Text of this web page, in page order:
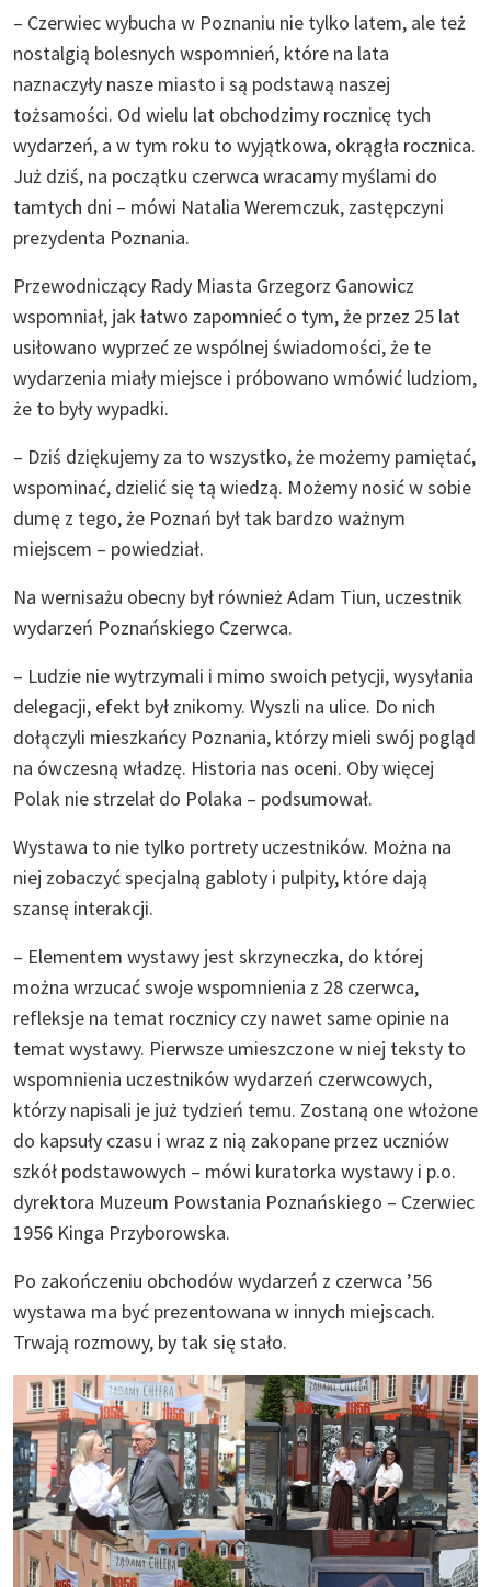
– Czerwiec wybucha w Poznaniu nie tylko latem, ale też
nostalgią bolesnych wspomnień, które na lata
naznaczyły nasze miasto i są podstawą naszej
tożsamości. Od wielu lat obchodzimy rocznicę tych
wydarzeń, a w tym roku to wyjątkowa, okrągła rocznica.
Już dziś, na początku czerwca wracamy myślami do
tamtych dni – mówi Natalia Weremczuk, zastępczyni
prezydenta Poznania.
Przewodniczący Rady Miasta Grzegorz Ganowicz
wspomniał, jak łatwo zapomnieć o tym, że przez 25 lat
usiłowano wyprzeć ze wspólnej świadomości, że te
wydarzenia miały miejsce i próbowano wmówić ludziom,
że to były wypadki.
– Dziś dziękujemy za to wszystko, że możemy pamiętać,
wspominać, dzielić się tą wiedzą. Możemy nosić w sobie
dumę z tego, że Poznań był tak bardzo ważnym
miejscem – powiedział.
Na wernisażu obecny był również Adam Tiun, uczestnik
wydarzeń Poznańskiego Czerwca.
– Ludzie nie wytrzymali i mimo swoich petycji, wysyłania
delegacji, efekt był znikomy. Wyszli na ulice. Do nich
dołączyli mieszkańcy Poznania, którzy mieli swój pogląd
na ówczesną władzę. Historia nas oceni. Oby więcej
Polak nie strzelał do Polaka – podsumował.
Wystawa to nie tylko portrety uczestników. Można na
niej zobaczyć specjalną gabloty i pulpity, które dają
szansę interakcji.
– Elementem wystawy jest skrzyneczka, do której
można wrzucać swoje wspomnienia z 28 czerwca,
refleksje na temat rocznicy czy nawet same opinie na
temat wystawy. Pierwsze umieszczone w niej teksty to
wspomnienia uczestników wydarzeń czerwcowych,
którzy napisali je już tydzień temu. Zostaną one włożone
do kapsuły czasu i wraz z nią zakopane przez uczniów
szkół podstawowych – mówi kuratorka wystawy i p.o.
dyrektora Muzeum Powstania Poznańskiego – Czerwiec
1956 Kinga Przyborowska.
Po zakończeniu obchodów wydarzeń z czerwca ’56
wystawa ma być prezentowana w innych miejscach.
Trwają rozmowy, by tak się stało.